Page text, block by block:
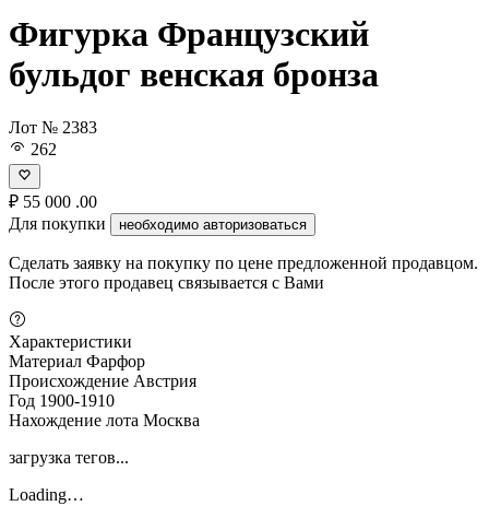
Фигурка Французский
бульдог венская бронза
Лот № 2383
262
₽ 55 000 .00
Для покупки
необходимо авторизоваться
Сделать заявку на покупку по цене предложенной продавцом.
После этого продавец связывается с Вами
Характеристики
Материал Фарфор
Происхождение Австрия
Год 1900-1910
Нахождение лота Москва
загрузка тегов...
Loading…